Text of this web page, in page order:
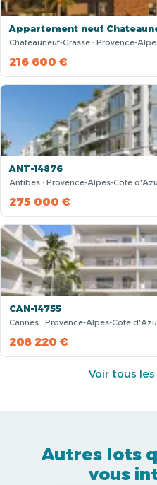
Appartement neuf
Châteauneuf-Grasse · Provence-
216 600 €
ANT-14876
Antibes · Provence-Alpes-Côte
275 000 €
CAN-14755
Cannes · Provence-Alpes-Côte
208 220 €
Voir tous
Autres lots
vous